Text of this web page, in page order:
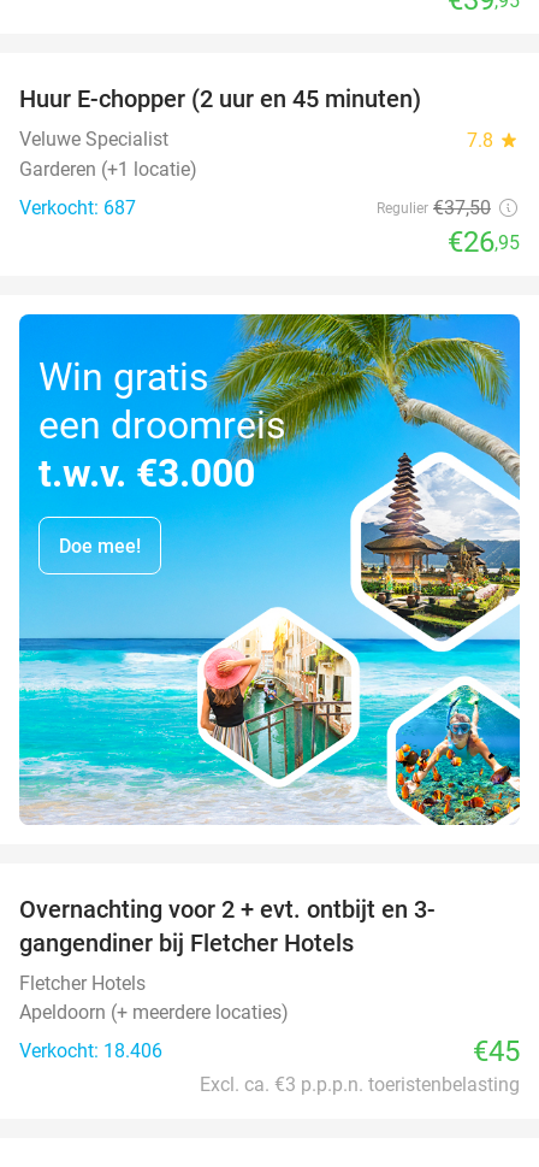
Huur E-chopper (2 uur en 45 minuten)
Veluwe Specialist 7.8 star
Garderen (+1 locatie)
Verkocht: 687
Regulier €37,50
€26,95
Win gratis
een droomreis
t.w.v. €3.000
Doe mee!
Overnachting voor 2 + evt. ontbijt en 3-
gangendiner bij Fletcher Hotels
Fletcher Hotels
Apeldoorn (+ meerdere locaties)
Verkocht: 18.406
€45
Excl. ca. €3 p.p.p.n. toeristenbelasting